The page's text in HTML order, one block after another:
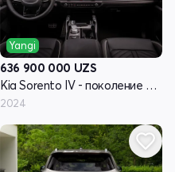
Yangi
636 900 000 UZS
Kia Sorento IV - поколение рестайлинг
2024